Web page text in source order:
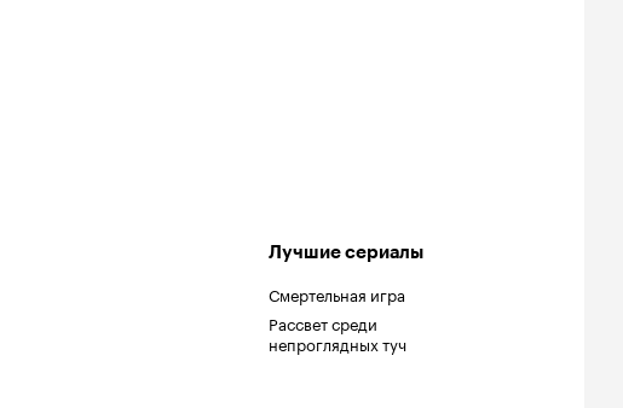
Лучшие сериалы
Смертельная игра
Рассвет среди
непроглядных туч